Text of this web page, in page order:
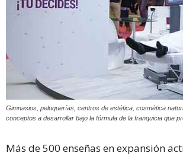
Gimnasios, peluquerías, centros de estética, cosmética
conceptos a desarrollar bajo la fórmula de la franquicia que
Más de 500 enseñas en expansión